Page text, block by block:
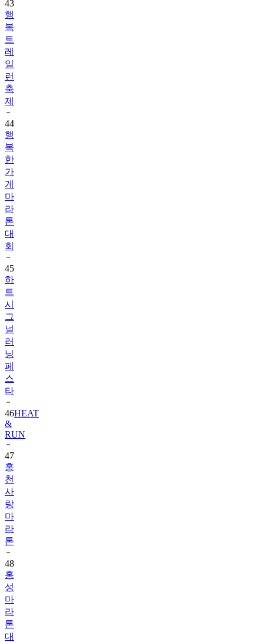
복
트
레
일
런
축
제
44
행
복
한
가
게
마
라
톤
대
회
45
하
트
시
그
널
러
닝
페
스
타
46
&
RUN
47
홍
천
사
랑
마
라
톤
48
홍
성
마
라
톤
대
회